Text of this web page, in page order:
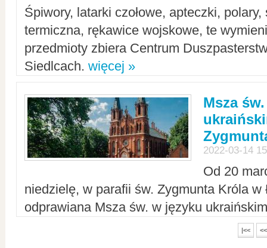
Śpiwory, latarki czołowe, apteczki,
termiczna, rękawice wojskowe, te
przedmioty zbiera Centrum
Siedlcach. więcej »
Msza
2022-03-14
Od 20
niedzielę, w parafii św. Zygmunta Króla w
odprawiana Msza św. w języku
|<< <<